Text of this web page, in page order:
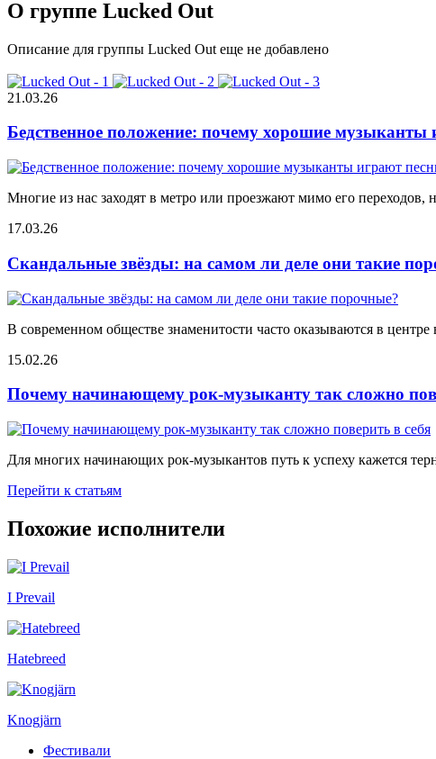
О группе Lucked Out
Описание для группы Lucked Out еще не добавлено
21.03.26
Бедственное положение: почему хорошие музыканты
Многие из нас заходят в метро или проезжают мимо его переходов,
17.03.26
Скандальные звёзды: на самом ли деле они такие
В современном обществе знаменитости часто оказываются в
15.02.26
Почему начинающему рок-музыканту так сложно
Для многих начинающих рок-музыкантов путь к успеху кажется
Перейти к статьям
Похожие исполнители
I Prevail
Hatebreed
Knogjärn
Фестивали